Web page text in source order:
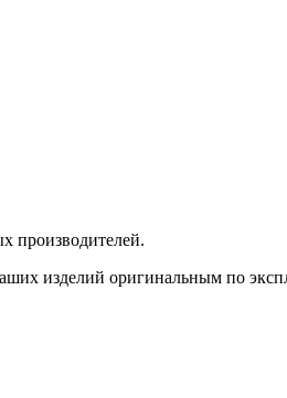
производителей.
изделий оригинальным по